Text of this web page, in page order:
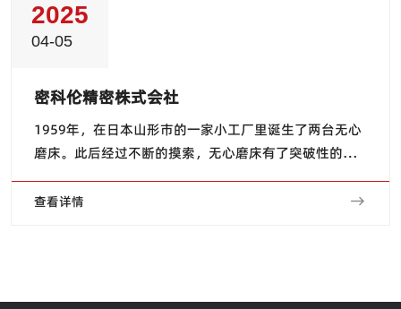
2025
04-05
密科伦精密株式会社
1959年，在日本山形市的一家小工厂里诞生了两台无心
磨床。此后经过不断的摸索，无心磨床有了突破性的技
械、轴承和医疗工具等各行业关键产品的磨削加工，为
查看详情